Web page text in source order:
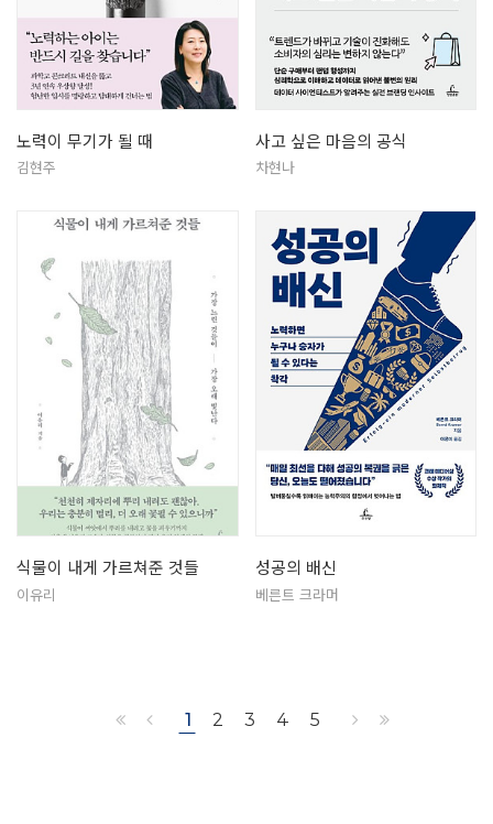
노력이 무기가 될 때
김현주
사고 싶은 마음의 공식
차현나
식물이 내게 가르쳐준 것들
이유리
성공의 배신
베른트 크라머
1 2 3 4 5